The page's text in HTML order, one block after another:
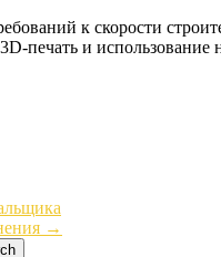
к скорости
печать и
→